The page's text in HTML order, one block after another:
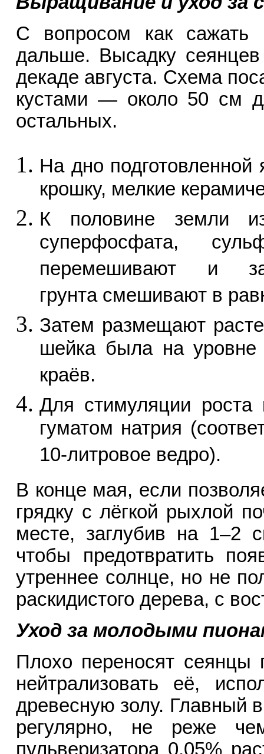
С вопросом как
дальше. Высадку
декаде августа. Схема
кустами — около 50 см
остальных.
На дно
крошку, мелкие
К половине земли
суперфосфата,
перемешивают и
грунта смешивают в
Затем размещают
шейка была на
краёв.
Для стимуляции роста
гуматом натрия
10-литровое ведро).
В конце мая, если
грядку с лёгкой рыхлой
месте, заглубив на 1–2
чтобы предотвратить
утреннее солнце, но не
раскидистого дерева, с
Уход за молодыми
Плохо переносят сеянцы
нейтрализовать её,
древесную золу. Главный
регулярно, не реже
пульверизатора 0,05%